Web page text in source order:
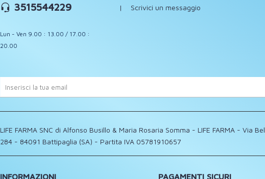
3515544229
Lun - Ven 9.00 : 13.00 / 17.00 :
20.00
| Scrivici un messaggio
LIFE FARMA SNC di Alfonso Busillo & Maria Rosaria Somma - LIFE FARMA - Via
284 - 84091 Battipaglia (SA) - Partita IVA 05781910657
INFORMAZIONI PAGAMENTI SICURI